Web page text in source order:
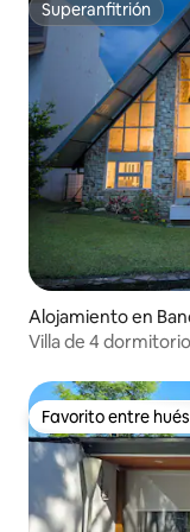
Superanfitrión
Superanfitrión
Alojamiento en
Villa de 4
Favorito entre
Favorito entre